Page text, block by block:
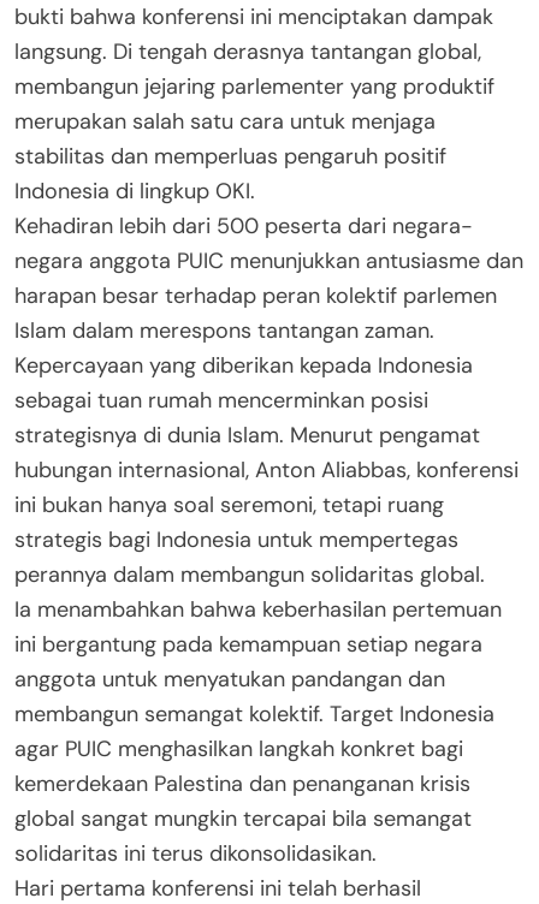
bukti bahwa konferensi ini menciptakan dampak
langsung. Di tengah derasnya tantangan global,
membangun jejaring parlementer yang produktif
merupakan salah satu cara untuk menjaga
stabilitas dan memperluas pengaruh positif
Indonesia di lingkup OKI.
Kehadiran lebih dari 500 peserta dari negara-
negara anggota PUIC menunjukkan antusiasme dan
harapan besar terhadap peran kolektif parlemen
Islam dalam merespons tantangan zaman.
Kepercayaan yang diberikan kepada Indonesia
sebagai tuan rumah mencerminkan posisi
strategisnya di dunia Islam. Menurut pengamat
hubungan internasional, Anton Aliabbas, konferensi
ini bukan hanya soal seremoni, tetapi ruang
strategis bagi Indonesia untuk mempertegas
perannya dalam membangun solidaritas global.
Ia menambahkan bahwa keberhasilan pertemuan
ini bergantung pada kemampuan setiap negara
anggota untuk menyatukan pandangan dan
membangun semangat kolektif. Target Indonesia
agar PUIC menghasilkan langkah konkret bagi
kemerdekaan Palestina dan penanganan krisis
global sangat mungkin tercapai bila semangat
solidaritas ini terus dikonsolidasikan.
Hari pertama konferensi ini telah berhasil